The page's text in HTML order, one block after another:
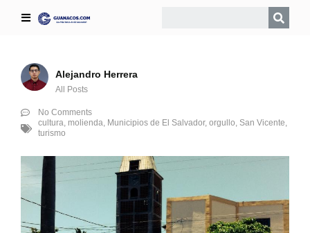
Alejandro Herrera
All Posts
No Comments
cultura, molienda, Municipios de El Salvador, orgullo, San Vicente,
turismo